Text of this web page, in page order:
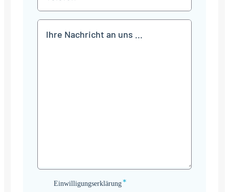
Einwilligungserklärung
Einwilligungserklärung*